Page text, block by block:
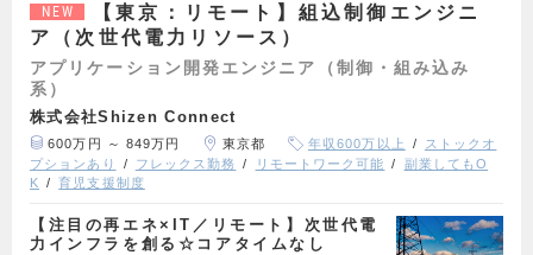
NEW
【東京：リモート】組込制御エンジニ
ア（次世代電力リソース）
アプリケーション開発エンジニア（制御・組み込み
系）
株式会社Shizen Connect
600万円 ～ 849万円 東京都 年収600万以上
ストックオ
プションあり
フレックス勤務 リモートワーク可能
副業してもO
K
育児支援制度
【注目の再エネ×IT／リモート】次世代電
力インフラを創る☆コアタイムなし